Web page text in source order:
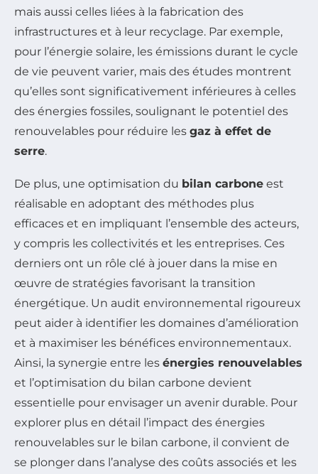
mais aussi celles liées à la fabrication des
infrastructures et à leur recyclage. Par exemple,
pour l’énergie solaire, les émissions durant le cycle
de vie peuvent varier, mais des études montrent
qu’elles sont significativement inférieures à celles
des énergies fossiles, soulignant le potentiel des
renouvelables pour réduire les gaz à effet de
serre.
De plus, une optimisation du bilan carbone est
réalisable en adoptant des méthodes plus
efficaces et en impliquant l’ensemble des acteurs,
y compris les collectivités et les entreprises. Ces
derniers ont un rôle clé à jouer dans la mise en
œuvre de stratégies favorisant la transition
énergétique. Un audit environnemental rigoureux
peut aider à identifier les domaines d’amélioration
et à maximiser les bénéfices environnementaux.
Ainsi, la synergie entre les énergies renouvelables
et l’optimisation du bilan carbone devient
essentielle pour envisager un avenir durable. Pour
explorer plus en détail l’impact des énergies
renouvelables sur le bilan carbone, il convient de
se plonger dans l’analyse des coûts associés et les